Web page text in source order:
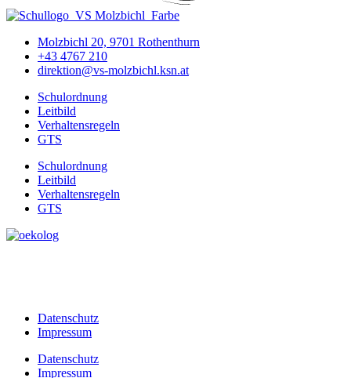
Molzbichl 20, 9701 Rothenthurn
+43 4767 210
direktion@vs-molzbichl.ksn.at
Schulordnung
Leitbild
Verhaltensregeln
GTS
Schulordnung
Leitbild
Verhaltensregeln
GTS
Datenschutz
Impressum
Datenschutz
Impressum